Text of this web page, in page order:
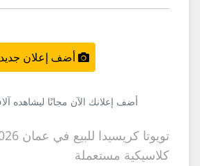
أضف إعلان جديد
أضف إعلانك الآن مجانًا ليشاهده
كلاسيكية مستعملة